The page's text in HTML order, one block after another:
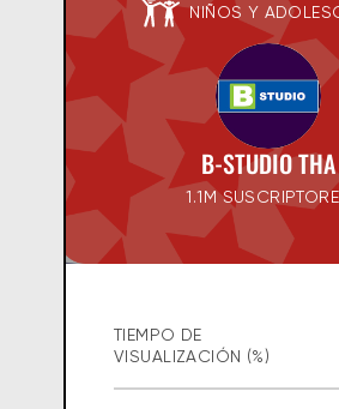
NIÑOS Y
B-STUDIO THA
1.1M
TIEMPO DE
VISUALIZACIÓN (%)